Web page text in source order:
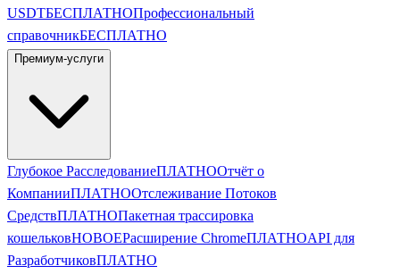
USDTБЕСПЛАТНОПрофессиональный
справочникБЕСПЛАТНО
Премиум-услуги
Глубокое РасследованиеПЛАТНООтчёт о
КомпанииПЛАТНООтслеживание Потоков
СредствПЛАТНОПакетная трассировка
кошельковНОВОЕРасширение ChromeПЛАТНОAPI для
РазработчиковПЛАТНО